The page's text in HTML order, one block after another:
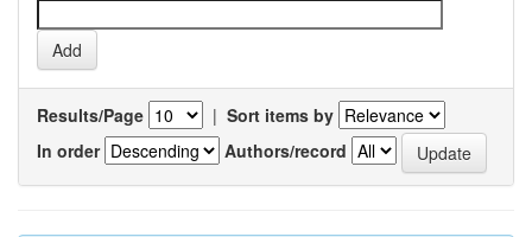
Results/Page | Sort items by
In order
Authors/record